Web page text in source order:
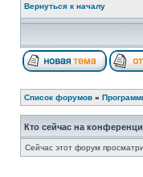
Вернуться к началу
Список форумов »
Кто сейчас на
Сейчас этот форум